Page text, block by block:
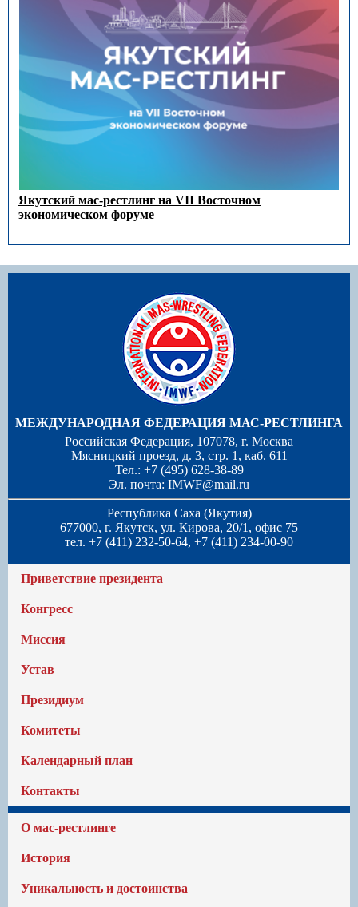
Якутский мас-рестлинг на VII Восточном
экономическом форуме
МЕЖДУНАРОДНАЯ ФЕДЕРАЦИЯ МАС-РЕСТЛИНГА
Российская Федерация, 107078, г. Москва
Мясницкий проезд, д. 3, стр. 1, каб. 611
Тел.: +7 (495) 628-38-89
Эл. почта: IMWF@mail.ru
Республика Саха (Якутия)
677000, г. Якутск, ул. Кирова, 20/1, офис 75
тел. +7 (411) 232-50-64, +7 (411) 234-00-90
Приветствие президента
Конгресс
Миссия
Устав
Президиум
Комитеты
Календарный план
Контакты
О мас-рестлинге
История
Уникальность и достоинства